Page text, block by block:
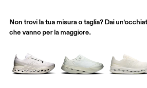
Non trovi la tua misura o taglia? Dai
che vanno per la maggiore.